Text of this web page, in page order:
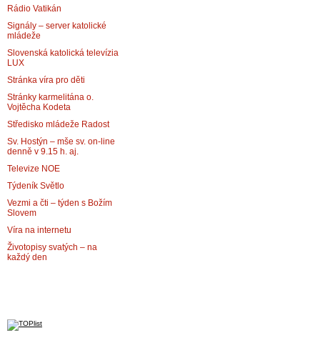
Rádio Vatikán
Signály – server katolické
mládeže
Slovenská katolická televízia
LUX
Stránka víra pro děti
Stránky karmelitána o.
Vojtěcha Kodeta
Středisko mládeže Radost
Sv. Hostýn – mše sv. on-line
denně v 9.15 h. aj.
Televize NOE
Týdeník Světlo
Vezmi a čti – týden s Božím
Slovem
Víra na internetu
Životopisy svatých – na
každý den